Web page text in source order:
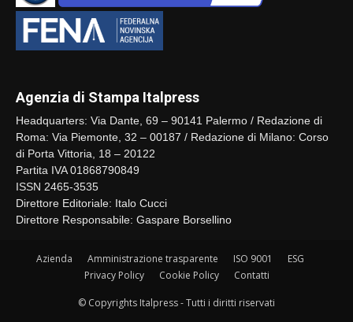
Agenzia di Stampa Italpress
Headquarters: Via Dante, 69 – 90141 Palermo / Redazione di
Roma: Via Piemonte, 32 – 00187 / Redazione di Milano: Corso
di Porta Vittoria, 18 – 20122
Partita IVA 01868790849
ISSN 2465-3535
Direttore Editoriale: Italo Cucci
Direttore Responsabile: Gaspare Borsellino
Azienda Amministrazione trasparente ISO 9001
ESG
Privacy Policy
Cookie Policy Contatti
© Copyrights Italpress - Tutti i diritti riservati